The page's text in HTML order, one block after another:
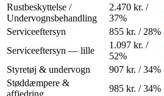
Rustbeskyttelse /
Undervognsbehandling
2.470 kr. /
37%
Serviceeftersyn 855 kr. / 28%
Serviceeftersyn — lille
1.097 kr. /
52%
Styretøj & undervogn 907 kr. / 34%
Støddæmpere &
985 kr. / 34%